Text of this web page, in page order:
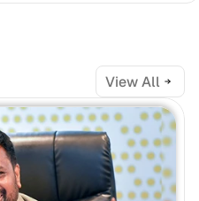
View All